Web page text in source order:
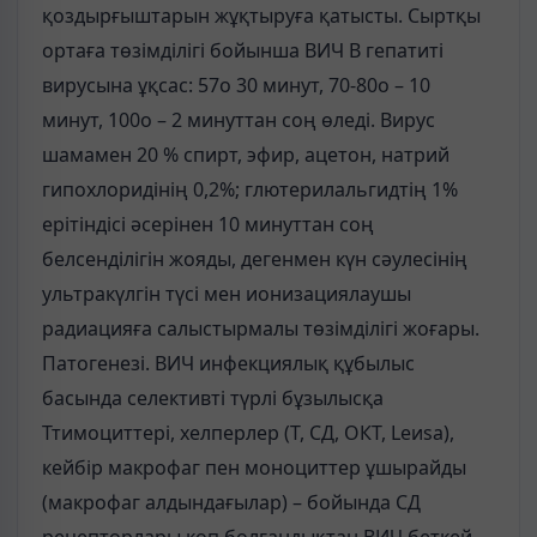
қоздырғыштарын жұқтыруға қатысты. Сыртқы
ортаға төзімділігі бойынша ВИЧ В гепатиті
вирусына ұқсас: 57о 30 минут, 70-80о – 10
минут, 100о – 2 минуттан соң өледі. Вирус
шамамен 20 % спирт, эфир, ацетон, натрий
гипохлоридінің 0,2%; глютерилальгидтің 1%
ерітіндісі әсерінен 10 минуттан соң
белсенділігін жояды, дегенмен күн сәулесінің
ультракүлгін түсі мен ионизациялаушы
радиацияға салыстырмалы төзімділігі жоғары.
Патогенезі. ВИЧ инфекциялық құбылыс
басында селективті түрлі бұзылысқа
Ттимоциттері, хелперлер (Т, СД, ОКТ, Lеиsа),
кейбір макрофаг пен моноциттер ұшырайды
(макрофаг алдындағылар) – бойында СД